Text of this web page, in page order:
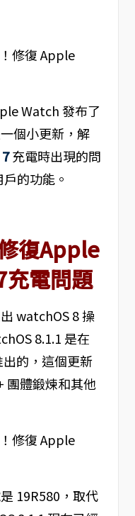
Watch 發布了
個小更新，解
充電時出現的問
的功能。
復Apple
電問題
watchOS 8 操
8.1.1 是在
的，這個更新
團體鍛煉和其他
19R580，取代